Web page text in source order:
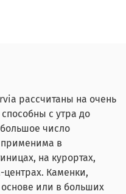
рассчитаны на очень
с утра до
число
применима в
на курортах,
центрах. Каменки,
или в больших